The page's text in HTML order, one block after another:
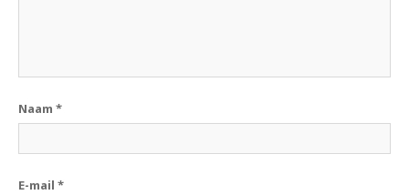
Naam *
E-mail *